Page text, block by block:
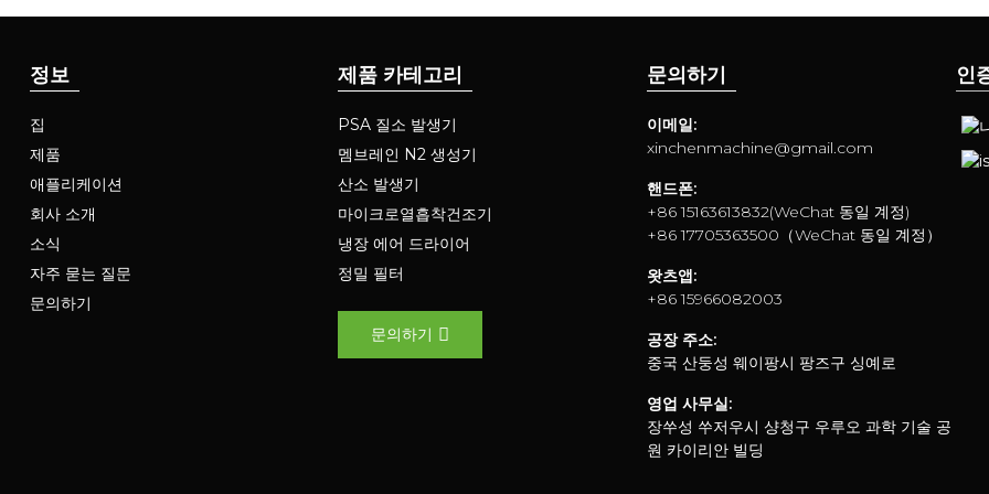
정보
집
제품
애플리케이션
회사 소개
소식
자주 묻는 질문
문의하기
제품 카테고리
PSA 질소 발생기
멤브레인 N2 생성기
산소 발생기
마이크로열흡착건조기
냉장 에어 드라이어
정밀 필터
문의하기
문의하기
이메일:
xinchenmachine@gmail.com
핸드폰:
+86 15163613832(WeChat 동일 계정)
+86 17705363500（WeChat 동일 계정）
왓츠앱:
+86 15966082003
공장 주소:
중국 산둥성 웨이팡시 팡즈구 싱예로
영업 사무실:
장쑤성 쑤저우시 샹청구 우루오 과학 기술 공
원 카이리안 빌딩
인